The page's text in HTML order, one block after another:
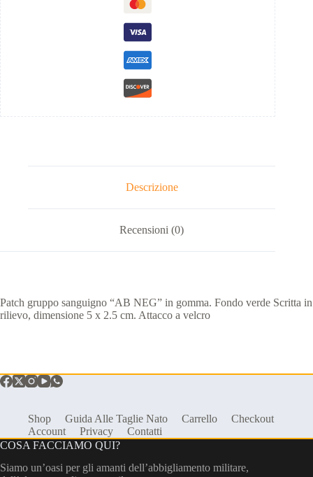
Descrizione
Recensioni (0)
Patch gruppo sanguigno “AB NEG” in gomma. Fondo verde Scritta in
rilievo, dimensione 5 x 2.5 cm. Attacco a velcro
Shop Guida Alle Taglie Nato Carrello
Checkout
Account
Privacy
Contatti
COSA FACCIAMO QUI?
Siamo un’oasi per gli amanti dell’abbigliamento militare,